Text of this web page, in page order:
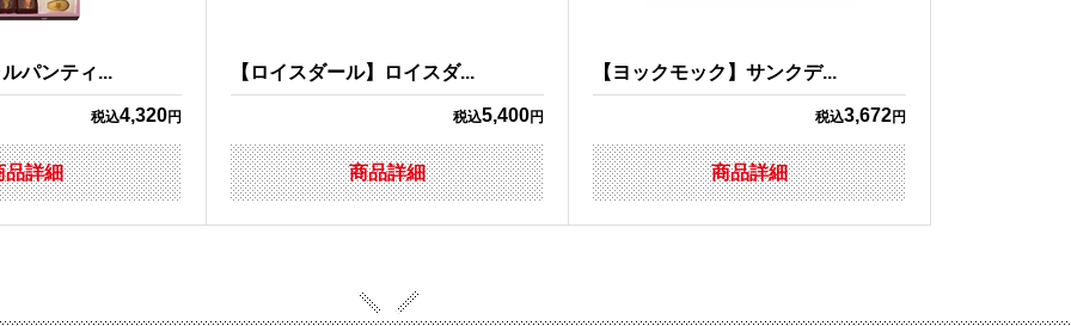
ルパンティ...
税込4,320円
品詳細
【ロイスダール】ロイスダ...
税込5,400円
商品詳細
【ヨックモック】サンクデ...
税込3,672円
商品詳細